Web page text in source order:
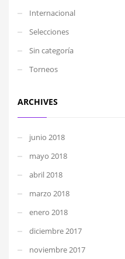
Internacional
Selecciones
Sin categoría
Torneos
ARCHIVES
junio 2018
mayo 2018
abril 2018
marzo 2018
enero 2018
diciembre 2017
noviembre 2017